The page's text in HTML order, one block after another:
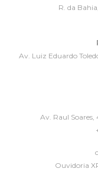
R. da
Av. Luiz Eduardo
Av. Raul
Ouvidoria